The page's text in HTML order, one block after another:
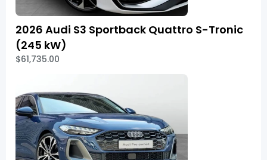
2026 Audi S3 Sportback Quattro S-Tronic
(245 kW)
$61,735.00